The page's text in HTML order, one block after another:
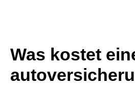
Was kostet